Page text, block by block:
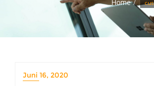
Home
Juni 16, 2020